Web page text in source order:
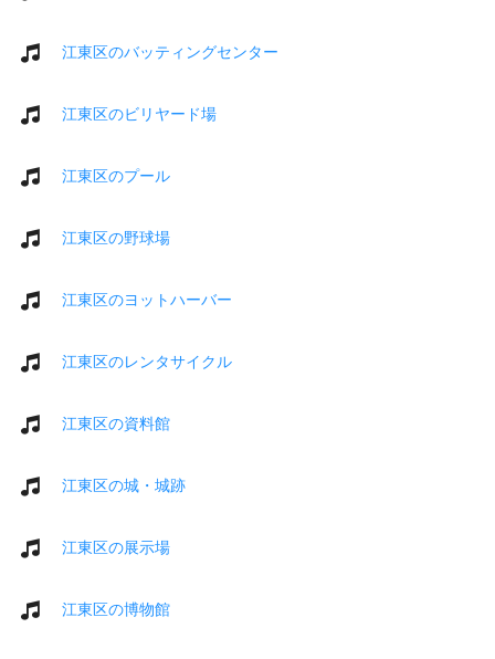
江東区のバッティングセンター
江東区のビリヤード場
江東区のプール
江東区の野球場
江東区のヨットハーバー
江東区のレンタサイクル
江東区の資料館
江東区の城・城跡
江東区の展示場
江東区の博物館